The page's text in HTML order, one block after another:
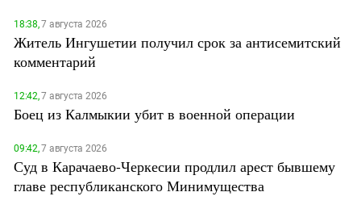
18:38,7 августа 2026
Житель Ингушетии получил срок за антисемитский
комментарий
12:42,7 августа 2026
Боец из Калмыкии убит в военной операции
09:42,7 августа 2026
Суд в Карачаево-Черкесии продлил арест бывшему
главе республиканского Минимущества